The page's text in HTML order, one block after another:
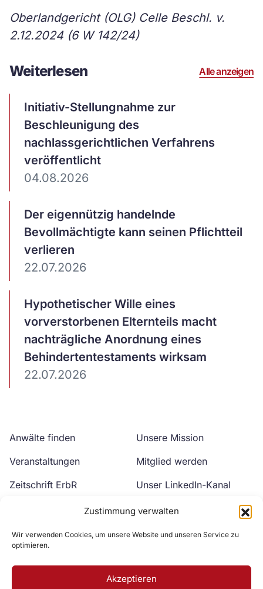
Zustimmung verwalten
Wir verwenden Cookies, um unsere Website und unseren Service zu
optimieren.
Akzeptieren
Oberlandgericht (OLG) Celle Beschl. v.
2.12.2024 (6 W 142/24)
Weiterlesen Alle anzeigen
Initiativ-Stellungnahme zur
Beschleunigung des
nachlassgerichtlichen Verfahrens
veröffentlicht
04.08.2026
Artikel
ansehen
Der eigennützig handelnde
Bevollmächtigte kann seinen Pflichtteil
verlieren
22.07.2026
Artikel
ansehen
Hypothetischer Wille eines
vorverstorbenen Elternteils macht
nachträgliche Anordnung eines
Behindertentestaments wirksam
22.07.2026
Artikel
ansehen
Anwälte finden
Veranstaltungen
Zeitschrift ErbR
Unsere Mission
Mitglied werden
Unser LinkedIn-Kanal
Unser YouTube-Kanal